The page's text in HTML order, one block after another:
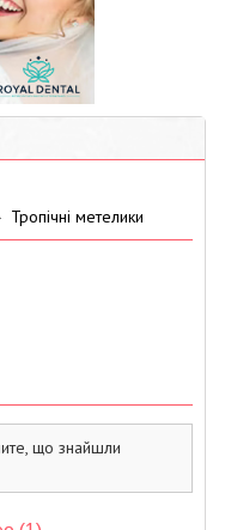
Тропічні метелики
що знайшли